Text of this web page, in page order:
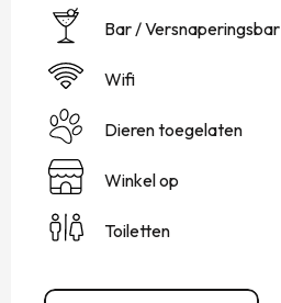
Bar / Versnaperingsbar
Wifi
Dieren toegelaten
Winkel op
Toiletten